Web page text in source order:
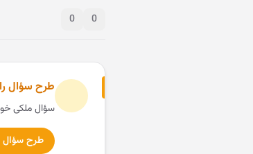
0
0
طرح سؤال
سؤال ملکی
طرح سؤال